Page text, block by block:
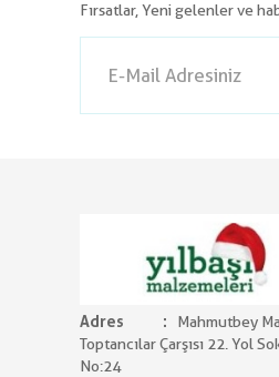
Fırsatlar, Yeni gelenler ve
Adres
Mahmutbey
Toptancılar Çarşısı 22. Yol
No:24